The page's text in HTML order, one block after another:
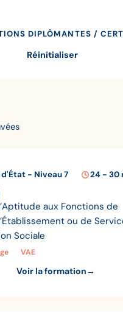
DIPLÔMANTES /
Réinitialiser
- Niveau 7 24 - 30
aux Fonctions de
ou de
Sociale
VAE
Voir la formation→